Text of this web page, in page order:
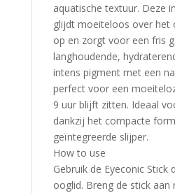
aquatische textuur. Deze
glijdt moeiteloos over het
op en zorgt voor een fris
langhoudende,
intens pigment met een
perfect voor een
9 uur blijft zitten. Ideaal
dankzij het compacte
geïntegreerde slijper.
How to use
Gebruik de Eyeconic Stick
ooglid. Breng de stick aan